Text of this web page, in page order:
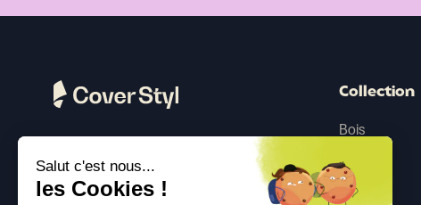
Suivez-nous
Collection
Bois
Pierre
Couleur
Salut c'est nous...
les Cookies !